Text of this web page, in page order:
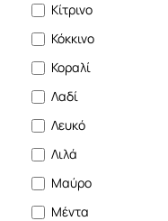
Κίτρινο
Κόκκινο
Κοραλί
Λαδί
Λευκό
Λιλά
Μαύρο
Μέντα